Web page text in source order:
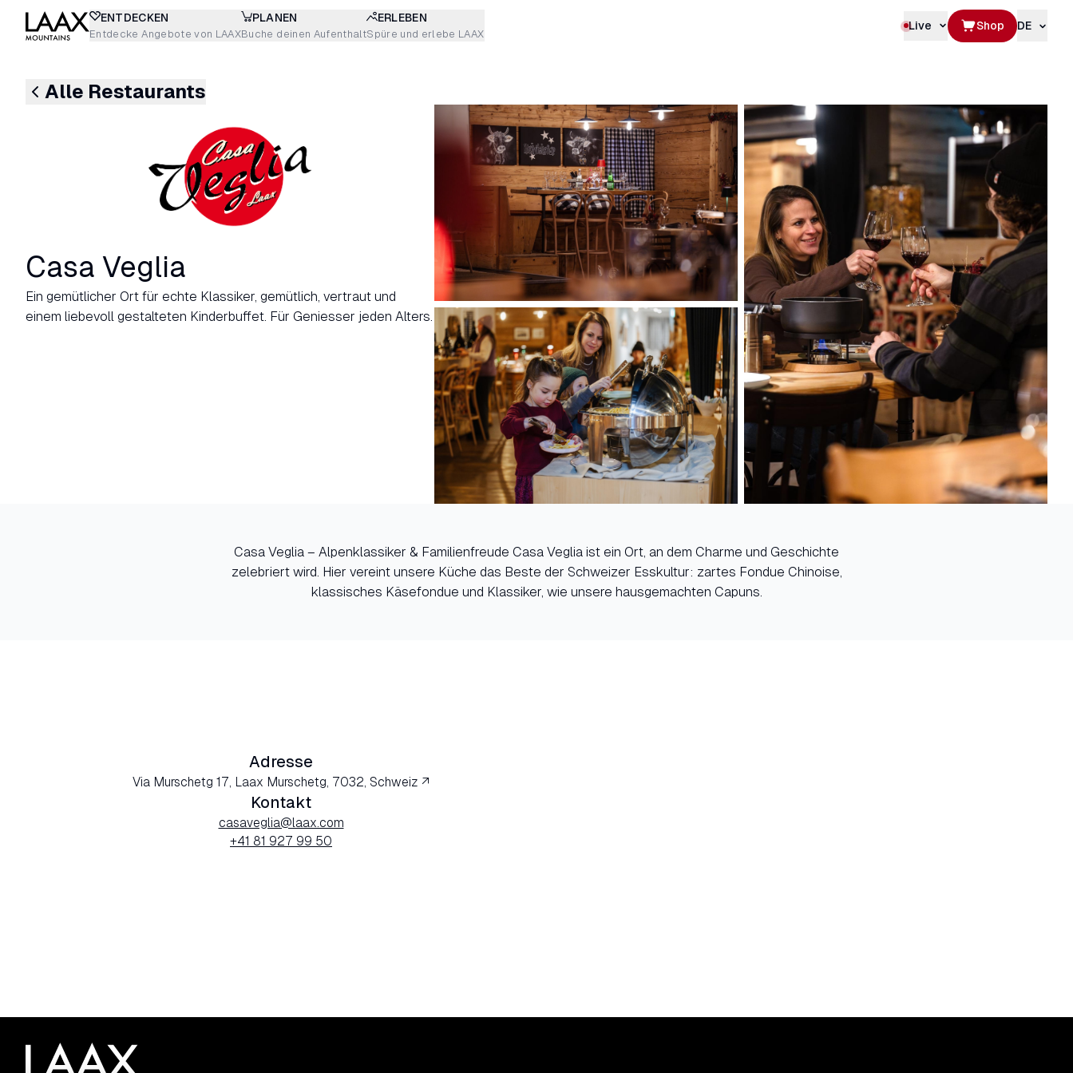
ENTDECKEN
Entdecke Angebote von LAAX
PLANEN
Buche deinen Aufenthalt
ERLEBEN
Spüre und erlebe LAAX
Live Shop DE
Alle Restaurants
Casa Veglia
Ein gemütlicher Ort für echte Klassiker, gemütlich, vertraut und
einem liebevoll gestalteten Kinderbuffet. Für Geniesser jeden Alters.
Casa Veglia – Alpenklassiker & Familienfreude Casa Veglia ist ein Ort, an dem Charme und Geschichte
zelebriert wird. Hier vereint unsere Küche das Beste der Schweizer Esskultur: zartes Fondue Chinoise,
klassisches Käsefondue und Klassiker, wie unsere hausgemachten Capuns.
Adresse
Via Murschetg 17, Laax Murschetg, 7032, Schweiz ↗
Kontakt
casaveglia@laax.com
+41 81 927 99 50